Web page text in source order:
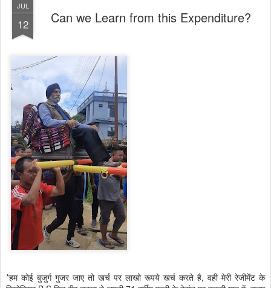
JUL
12 Can we Learn from this Expenditure?
*हम कोई बुजुर्ग गुजर जाए तो खर्च पर लाखो रूपये खर्च करते है, वही मेरी रेजीमेंट के